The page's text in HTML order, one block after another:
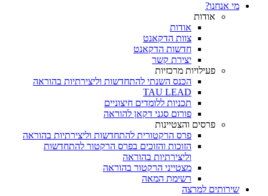
מי אנחנו?
אודות
אודות
צוות הדקאנט
חדשות הדקאנט
יצירת קשר
פעילויות מרכזיות
הכנס השנתי להתחדשות וליצירתיות בהוראה
TAU LEAD
תכניות ללומדים חיצוניים
פורום סגני דקאן להוראה
פרסים והצטיינות
פרס הרקטורית להתחדשות וליצירתיות בהוראה
הזוכות והזוכים בפרס הרקטור להתחדשות
וליצירתיות בהוראה
מצטייני הרקטור בהוראה
רשימת המאה
שירותים למרצה